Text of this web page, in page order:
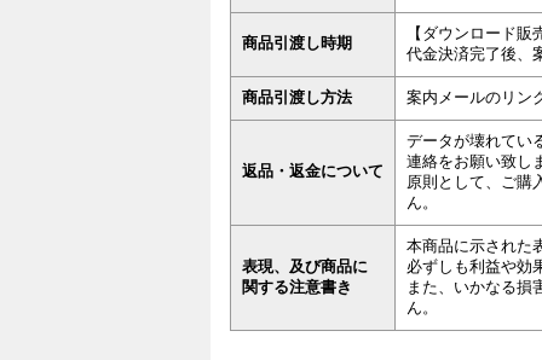
商品引渡し時期
【ダウンロード販
代金決済完了後、
商品引渡し方法 案内メールのリン
返品・返金について
データが壊れてい
連絡をお願い致し
原則として、ご購
ん。
表現、及び商品に
関する注意書き
本商品に示された
必ずしも利益や効
また、いかなる損
ん。